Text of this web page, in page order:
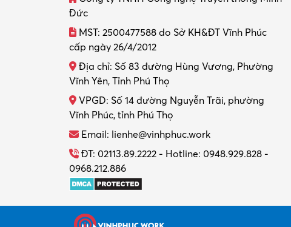
Đức
MST: 2500477588 do Sở KH&ĐT Vĩnh Phúc
cấp ngày 26/4/2012
Địa chỉ: Số 83 đường Hùng Vương, Phường
Vĩnh Yên, Tỉnh Phú Thọ
VPGD: Số 14 đường Nguyễn Trãi, phường
Vĩnh Phúc, tỉnh Phú Thọ
Email: lienhe@vinhphuc.work
ĐT: 02113.89.2222 - Hotline: 0948.929.828 -
0968.212.886